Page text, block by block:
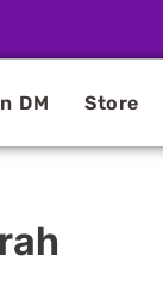
DM Store